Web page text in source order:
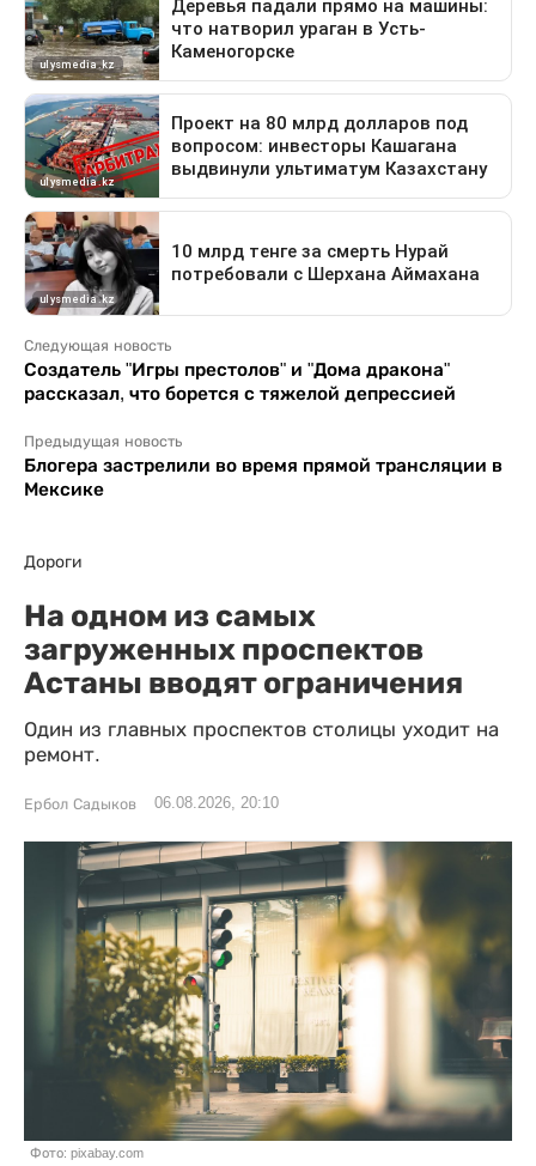
Следующая новость
Создатель "Игры престолов" и "Дома дракона"
рассказал, что борется с тяжелой депрессией
Предыдущая новость
Блогера застрелили во время прямой трансляции в
Мексике
Дороги
На одном из самых
загруженных проспектов
Астаны вводят ограничения
Один из главных проспектов столицы уходит на
ремонт.
Ербол Садыков 06.08.2026, 20:10
Фото: pixabay.com